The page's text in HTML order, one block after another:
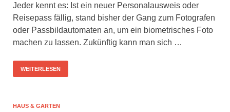
Jeder kennt es: Ist ein neuer Personalausweis oder
Reisepass fällig, stand bisher der Gang zum Fotografen
oder Passbildautomaten an, um ein biometrisches Foto
machen zu lassen. Zukünftig kann man sich …
WEITERLESEN
HAUS & GARTEN